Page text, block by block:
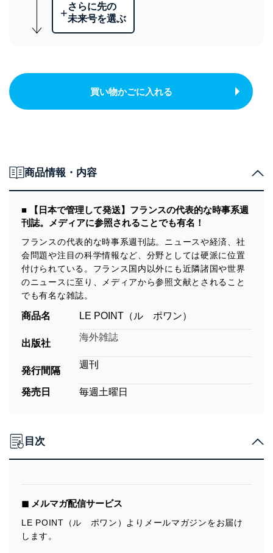
+さらに先の
未来号を選ぶ
買い物かごに入れる
商品情報・内容
■ 【日本で管理して発送】フランスの代表的な時事系週
刊誌。メディアに参照されることでも有名！
フランスの代表的な時事系週刊誌。ニュースや経済、社
会問題や注目の科学情報など、分野としては硬派に位置
付けられている。フランス国内以外にも近隣諸国や世界
のニュースに至り、メディアから参照文献とされること
でも有名な雑誌。
商品名 LE POINT（ル ポワン）
出版社
海外雑誌
発行間隔
週刊
発売日 毎週土曜日
目次
◼︎ メルマガ配信サービス
LE POINT（ル ポワン）よりメールマガジンをお届け
します。